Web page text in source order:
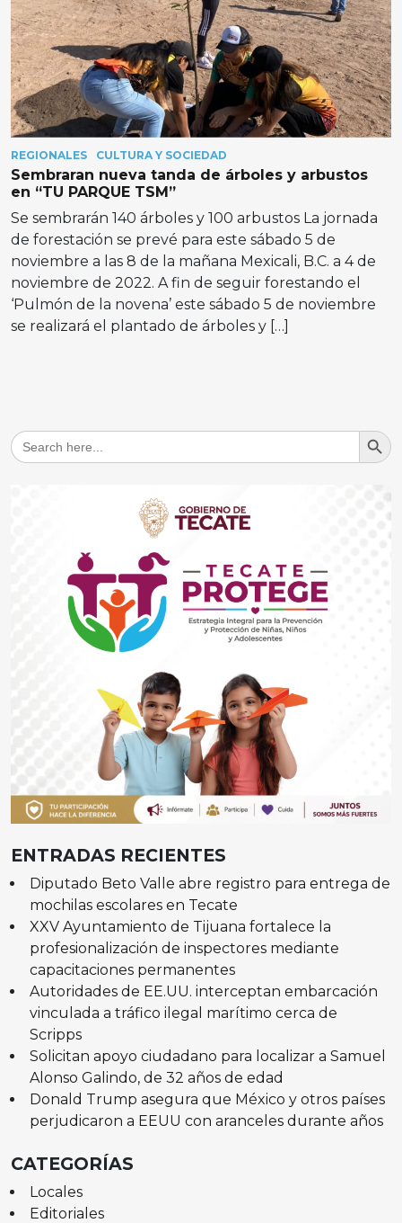
REGIONALES CULTURA Y SOCIEDAD
Sembraran nueva tanda de árboles y arbustos
en “TU PARQUE TSM”
Se sembrarán 140 árboles y 100 arbustos La jornada
de forestación se prevé para este sábado 5 de
noviembre a las 8 de la mañana Mexicali, B.C. a 4 de
noviembre de 2022. A fin de seguir forestando el
‘Pulmón de la novena’ este sábado 5 de noviembre
se realizará el plantado de árboles y […]
Search
for:
Search
ENTRADAS RECIENTES
Diputado Beto Valle abre registro para entrega de
mochilas escolares en Tecate
XXV Ayuntamiento de Tijuana fortalece la
profesionalización de inspectores mediante
capacitaciones permanentes
Autoridades de EE.UU. interceptan embarcación
vinculada a tráfico ilegal marítimo cerca de
Scripps
Solicitan apoyo ciudadano para localizar a Samuel
Alonso Galindo, de 32 años de edad
Donald Trump asegura que México y otros países
perjudicaron a EEUU con aranceles durante años
CATEGORÍAS
Locales
Editoriales